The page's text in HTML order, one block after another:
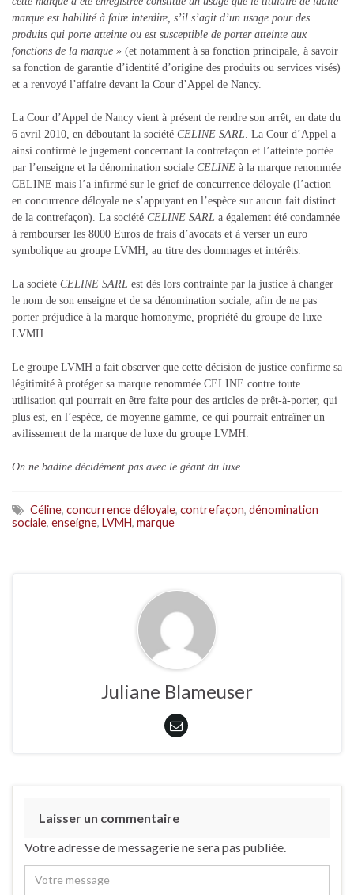
marque est habilité à faire interdire, s’il s’agit d’un usage pour des
produits qui porte atteinte ou est susceptible de porter atteinte aux
fonctions de la marque » (et notamment à sa fonction principale, à savoir
sa fonction de garantie d’identité d’origine des produits ou services visés)
et a renvoyé l’affaire devant la Cour d’Appel de Nancy.
La Cour d’Appel de Nancy vient à présent de rendre son arrêt, en date du
6 avril 2010, en déboutant la société CELINE SARL . La Cour d’Appel a
ainsi confirmé le jugement concernant la contrefaçon et l’atteinte portée
par l’enseigne et la dénomination sociale CELINE à la marque renommée
CELINE mais l’a infirmé sur le grief de concurrence déloyale (l’action
en concurrence déloyale ne s’appuyant en l’espèce sur aucun fait distinct
de la contrefaçon). La société CELINE SARL a également été condamnée
à rembourser les 8000 Euros de frais d’avocats et à verser un euro
symbolique au groupe LVMH, au titre des dommages et intérêts.
La société CELINE SARL est dès lors contrainte par la justice à changer
le nom de son enseigne et de sa dénomination sociale, afin de ne pas
porter préjudice à la marque homonyme, propriété du groupe de luxe
LVMH.
Le groupe LVMH a fait observer que cette décision de justice confirme sa
légitimité à protéger sa marque renommée CELINE contre toute
utilisation qui pourrait en être faite pour des articles de prêt-à-porter, qui
plus est, en l’espèce, de moyenne gamme, ce qui pourrait entraîner un
avilissement de la marque de luxe du groupe LVMH.
On ne badine décidément pas avec le géant du luxe…
Céline, concurrence déloyale, contrefaçon, dénomination
sociale, enseigne, LVMH, marque
Juliane Blameuser
Laisser un commentaire
Votre adresse de messagerie ne sera pas publiée.